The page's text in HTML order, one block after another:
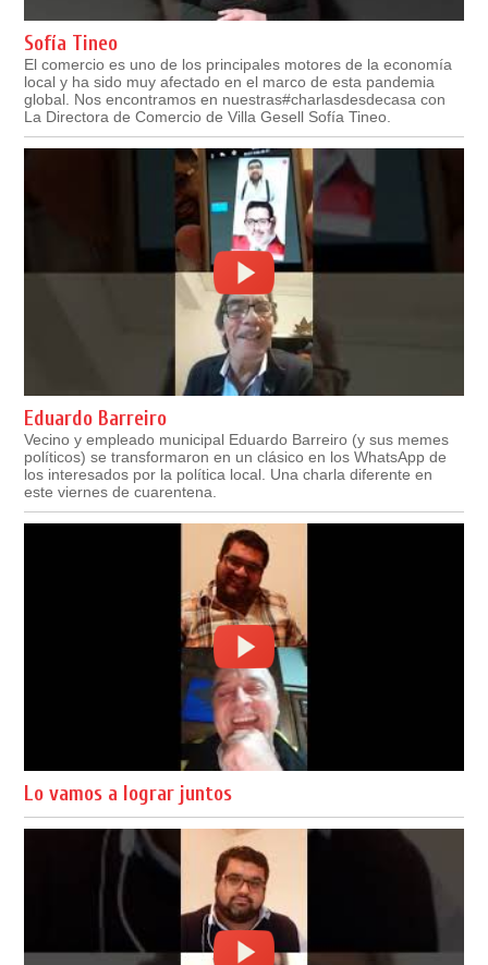
Sofía Tineo
El comercio es uno de los principales motores de la economía
local y ha sido muy afectado en el marco de esta pandemia
global. Nos encontramos en nuestras#charlasdesdecasa con
La Directora de Comercio de Villa Gesell Sofía Tineo.
Eduardo Barreiro
Vecino y empleado municipal Eduardo Barreiro (y sus memes
políticos) se transformaron en un clásico en los WhatsApp de
los interesados por la política local. Una charla diferente en
este viernes de cuarentena.
Lo vamos a lograr juntos